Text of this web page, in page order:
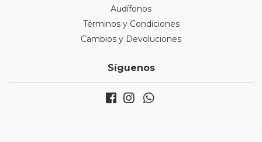
Audífonos
Términos y Condiciones
Cambios y Devoluciones
Síguenos